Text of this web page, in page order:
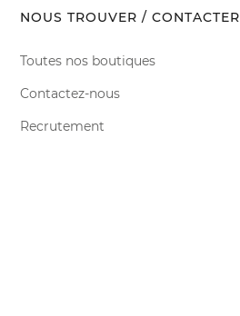
NOUS TROUVER / CONTACTER
Toutes nos boutiques
Contactez-nous
Recrutement